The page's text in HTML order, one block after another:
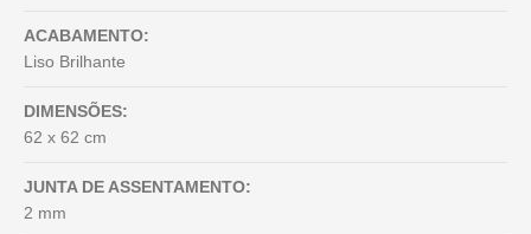
ACABAMENTO:
Liso Brilhante
DIMENSÕES:
62 x 62 cm
JUNTA DE ASSENTAMENTO:
2 mm